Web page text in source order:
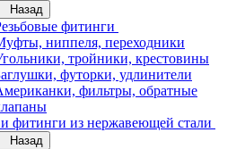
Назад
фитинги
ниппеля, переходники
тройники, крестовины
футорки, удлинители
фильтры, обратные
фитинги из нержавеющей стали
Назад